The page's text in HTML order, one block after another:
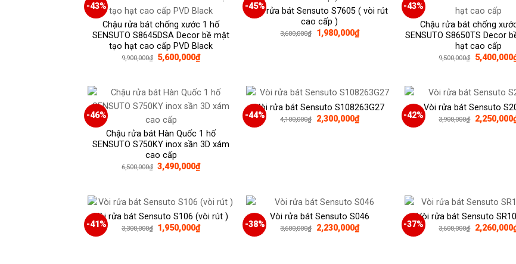
-43%
Chậu rửa bát chống xước 1 hố
SENSUTO S8645DSA Decor bề mặt
tạo hạt cao cấp PVD Black
9,900,000₫ Giá
gốc
5,600,000₫Giá
hiện
5,600,000₫.
-45%
Vòi rửa bát Sensuto S7605 ( vòi rút
cao cấp )
3,600,000₫
Giá
gốc
1,980,000₫Giá
hiện
-43%
Chậu rửa bát chống
SENSUTO S8650TS Decor
hạt cao cấp
9,500,000₫
Giá
gốc
5,400,000
-46%
Chậu rửa bát Hàn Quốc 1 hố
SENSUTO S750KY inox sần 3D xám
cao cấp
6,500,000₫ Giá
gốc
3,490,000₫Giá
hiện
3,490,000₫.
-44%
Vòi rửa bát Sensuto S108263G27
4,100,000₫
Giá
gốc
2,300,000₫Giá
hiện
-42%
Vòi rửa bát Sensuto
3,900,000₫
Giá
gốc
2,250,000
-41%
Vòi rửa bát Sensuto S106 (vòi rút )
3,300,000₫ Giá
gốc
1,950,000₫Giá
hiện
-38%
Vòi rửa bát Sensuto S046
3,600,000₫
Giá
gốc
2,230,000₫Giá
hiện
-37%
Vòi rửa bát Sensuto
3,600,000₫
Giá
gốc
2,260,000